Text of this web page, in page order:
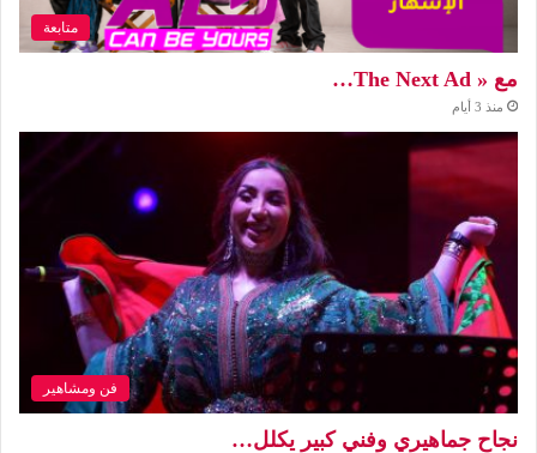
متابعة
مع « The Next Ad…
منذ 3 أيام
فن ومشاهير
نجاح جماهيري وفني كبير يكلل…